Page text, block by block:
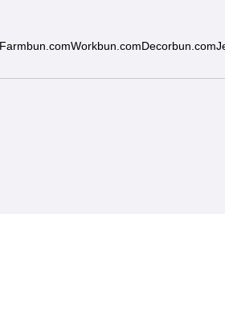
Farmbun.comWorkbun.com Decorbun.com